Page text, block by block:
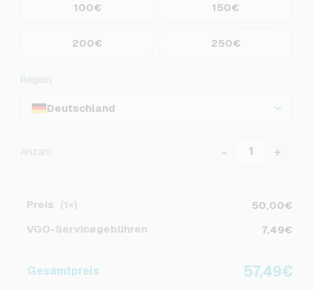
100€ 150€
200€ 250€
Region
Deutschland
Anzahl - +
Preis (1×)
50,00€
VGO-Servicegebühren
7,49€
Gesamtpreis 57,49€